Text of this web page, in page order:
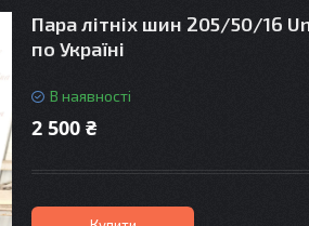
Пара літніх шин 205/50/16
по Україні
В наявності
2 500 ₴